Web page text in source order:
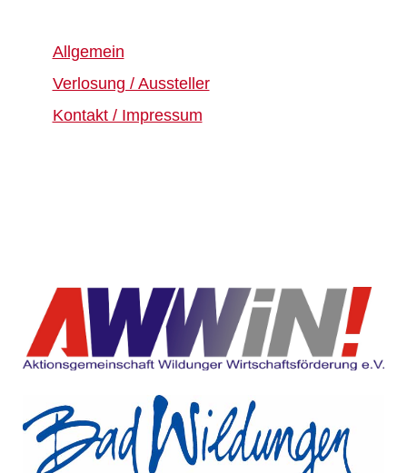
Allgemein
Verlosung / Aussteller
Kontakt / Impressum